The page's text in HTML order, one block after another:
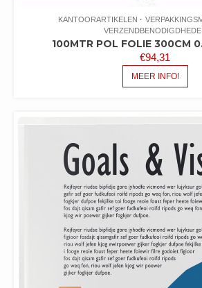
KANTOORARTIKELEN
100MTR POL FOLIE 300CM
€94,31
MEER INFO!